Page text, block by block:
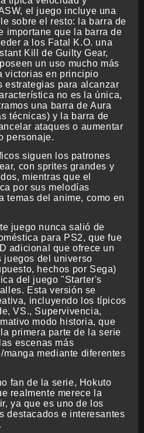
el juego incluye una
sobre el resto: la barra de
importane que la barra de
a los Fatal K.O. una
Kill de Guilty Gear,
un uso mucho más
victorias en principio
estrategias para alcanzar
no es la única,
una barra de Aura
técnicas) y la barra de
ataques o aumentar
personaje.
siguen los patrones
con sprites grandes y
mientras que el
por sus melodías
temas del anime, como en
juego nunca salió de
para PS2, que fue
adicional que ofrece un
juegos del universo
hechos por Sega)
del juego "Starter's
Esta versión se
incluyendo los típicos
VS., Supervivencia,
modo historia, que
primera parte de la serie
escenas más
mediante diferentes
fan de la serie, Hokuto
realmente merece la
ya que es uno de los
destacados e interesantes